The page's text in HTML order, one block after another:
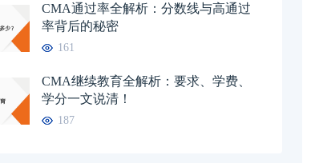
CMA通过率全解析：分数线与高通过
率背后的秘密
161
CMA继续教育全解析：要求、学费、
学分一文说清！
187